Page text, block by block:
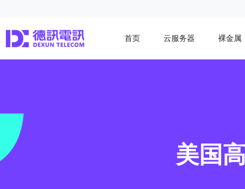
首页 云服务器 裸金属
美国